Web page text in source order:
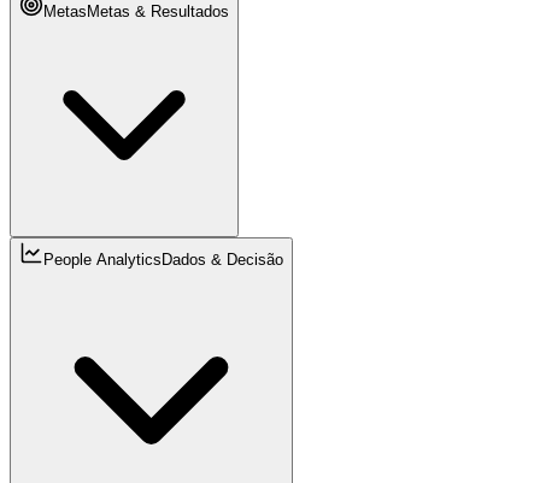
Metas Metas & Resultados
People Analytics Dados & Decisão